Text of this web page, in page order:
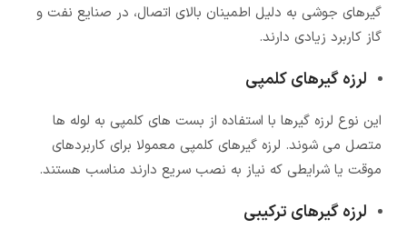
گیرهای جوشی به دلیل اطمینان بالای اتصال، در صنایع نفت و
گاز کاربرد زیادی دارند.
لرزه گیرهای کلمپی
این نوع لرزه گیرها با استفاده از بست های کلمپی به لوله ها
متصل می شوند. لرزه گیرهای کلمپی معمولا برای کاربردهای
موقت یا شرایطی که نیاز به نصب سریع دارند مناسب هستند.
لرزه گیرهای ترکیبی